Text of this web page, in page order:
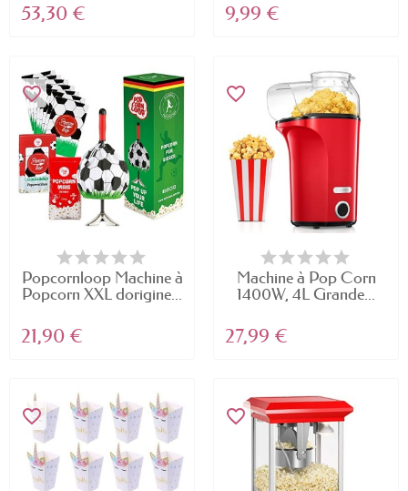
53,30 € 9,99 €
favorite_border
Popcornloop Machine à
Popcorn XXL dorigine...
21,90 €
favorite_border
Machine à Pop Corn
1400W, 4L Grande...
27,99 €
favorite_border favorite_border